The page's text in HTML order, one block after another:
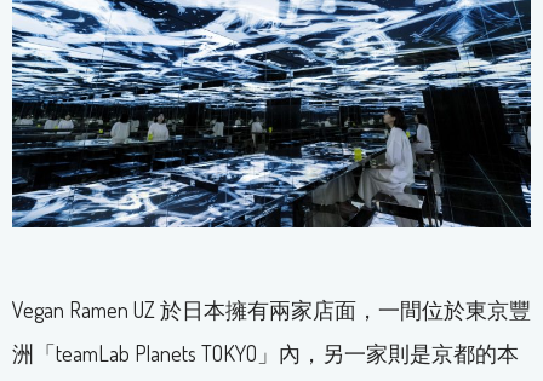
Vegan Ramen UZ 於日本擁有兩家店面，一間位於東京豐
洲「teamLab Planets TOKYO」內，另一家則是京都的本